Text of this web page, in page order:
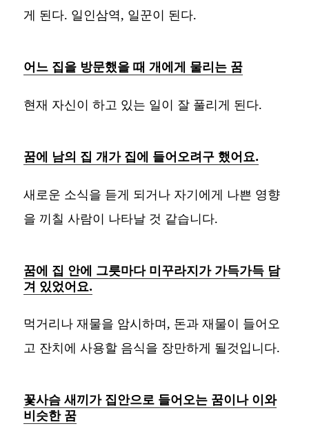
게 된다. 일인삼역, 일꾼이 된다.
어느 집을 방문했을 때 개에게 물리는 꿈
현재 자신이 하고 있는 일이 잘 풀리게 된다.
꿈에 남의 집 개가 집에 들어오려구 했어요.
새로운 소식을 듣게 되거나 자기에게 나쁜 영향
을 끼칠 사람이 나타날 것 같습니다.
꿈에 집 안에 그릇마다 미꾸라지가 가득가득 담
겨 있었어요.
먹거리나 재물을 암시하며, 돈과 재물이 들어오
고 잔치에 사용할 음식을 장만하게 될것입니다.
꽃사슴 새끼가 집안으로 들어오는 꿈이나 이와
비슷한 꿈